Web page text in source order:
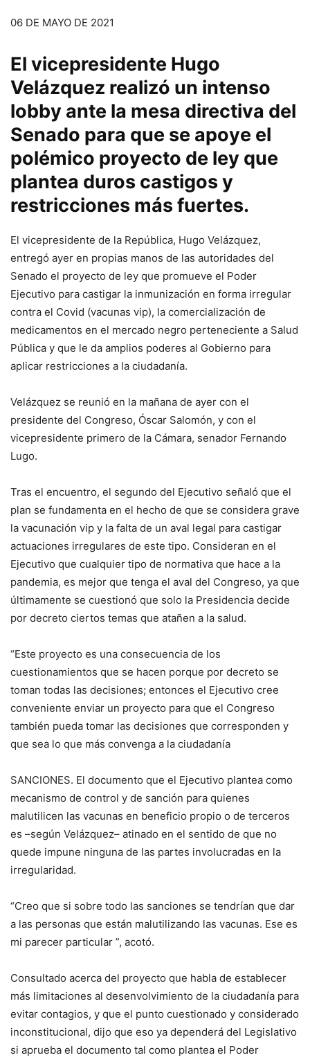
06 DE MAYO DE 2021
El vicepresidente Hugo
Velázquez realizó un intenso
lobby ante la mesa directiva del
Senado para que se apoye el
polémico proyecto de ley que
plantea duros castigos y
restricciones más fuertes.
El vicepresidente de la República, Hugo Velázquez,
entregó ayer en propias manos de las autoridades del
Senado el proyecto de ley que promueve el Poder
Ejecutivo para castigar la inmunización en forma irregular
contra el Covid (vacunas vip), la comercialización de
medicamentos en el mercado negro perteneciente a Salud
Pública y que le da amplios poderes al Gobierno para
aplicar restricciones a la ciudadanía.
Velázquez se reunió en la mañana de ayer con el
presidente del Congreso, Óscar Salomón, y con el
vicepresidente primero de la Cámara, senador Fernando
Lugo.
Tras el encuentro, el segundo del Ejecutivo señaló que el
plan se fundamenta en el hecho de que se considera grave
la vacunación vip y la falta de un aval legal para castigar
actuaciones irregulares de este tipo. Consideran en el
Ejecutivo que cualquier tipo de normativa que hace a la
pandemia, es mejor que tenga el aval del Congreso, ya que
últimamente se cuestionó que solo la Presidencia decide
por decreto ciertos temas que atañen a la salud.
“Este proyecto es una consecuencia de los
cuestionamientos que se hacen porque por decreto se
toman todas las decisiones; entonces el Ejecutivo cree
conveniente enviar un proyecto para que el Congreso
también pueda tomar las decisiones que corresponden y
que sea lo que más convenga a la ciudadanía
SANCIONES. El documento que el Ejecutivo plantea como
mecanismo de control y de sanción para quienes
malutilicen las vacunas en beneficio propio o de terceros
es –según Velázquez– atinado en el sentido de que no
quede impune ninguna de las partes involucradas en la
irregularidad.
“Creo que si sobre todo las sanciones se tendrían que dar
a las personas que están malutilizando las vacunas. Ese es
mi parecer particular ”, acotó.
Consultado acerca del proyecto que habla de establecer
más limitaciones al desenvolvimiento de la ciudadanía para
evitar contagios, y que el punto cuestionado y considerado
inconstitucional, dijo que eso ya dependerá del Legislativo
si aprueba el documento tal como plantea el Poder